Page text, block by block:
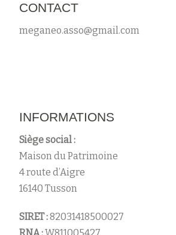
CONTACT
meganeo.asso@gmail.com
INFORMATIONS
Siège social :
Maison du Patrimoine
4 route d’Aigre
16140 Tusson
SIRET :82031418500027